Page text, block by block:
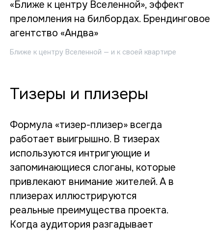
Ближе к центру Вселенной — и к своей квартире
Тизеры и плизеры
Формула «тизер-плизер» всегда
работает выигрышно. В тизерах
используются интригующие и
запоминающиеся слоганы, которые
привлекают внимание жителей. А в
плизерах иллюстрируются
реальные преимущества проекта.
Когда аудитория разгадывает